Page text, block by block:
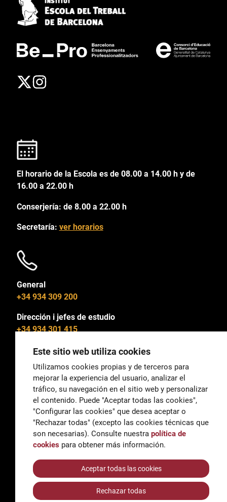
El horario de la Escola es de 08.00 a 14.00 h y de
16.00 a 22.00 h
Conserjería: de 8.00 a 22.00 h
Secretaría: ver horarios
General
+34 934 309 200
Dirección i jefes de estudio
+34 934 301 415
General
correu@escoladeltreball.org
Información
informacio@escoladeltreball.org
Trámites de secretaría
Este sitio web utiliza cookies
Utilizamos cookies propias y de terceros para
mejorar la experiencia del usuario, analizar el
tráfico, su navegación en el sitio web y personalizar
el contenido. Puede "Aceptar todas las cookies",
"Configurar las cookies" que desea aceptar o
"Rechazar todas" (excepto las cookies técnicas que
son necesarias). Consulte nuestra política de
cookies para obtener más información.
Aceptar todas las cookies
Rechazar todas